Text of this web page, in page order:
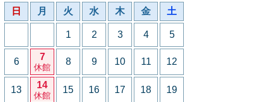
日 月 火 水 木 金 土
1 2 3 4 5
6 7
休館
8 9 10 11 12
13 14
休館
15 16 17 18 19